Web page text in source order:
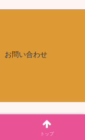
お問い合わせ
トップ